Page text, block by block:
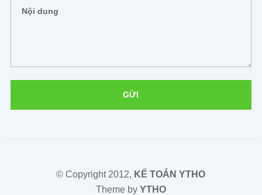
© Copyright 2012, KẾ TOÁN YTHO
Theme by YTHO